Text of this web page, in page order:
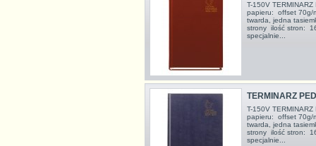
T-150V
papieru: offset 70g/
twarda, jedna
strony ilość stron:
specjalnie...
TERMINARZ
T-150V
papieru: offset 70g/
twarda, jedna
strony ilość stron:
specjalnie...